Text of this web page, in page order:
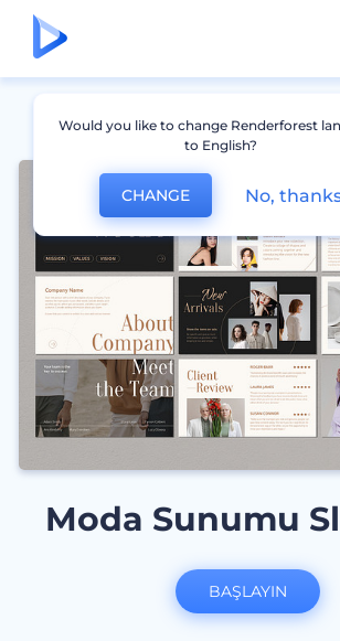
Moda Sunumu
BAŞLAYIN
Would you like to change Renderforest
to English?
CHANGE No,